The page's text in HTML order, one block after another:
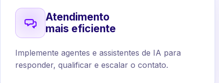
Atendimento
mais eficiente
Implemente agentes e assistentes de IA para
responder, qualificar e escalar o contato.